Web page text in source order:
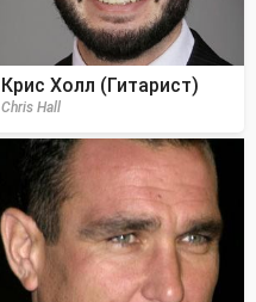
Крис Холл (Гитарист)
Chris Hall